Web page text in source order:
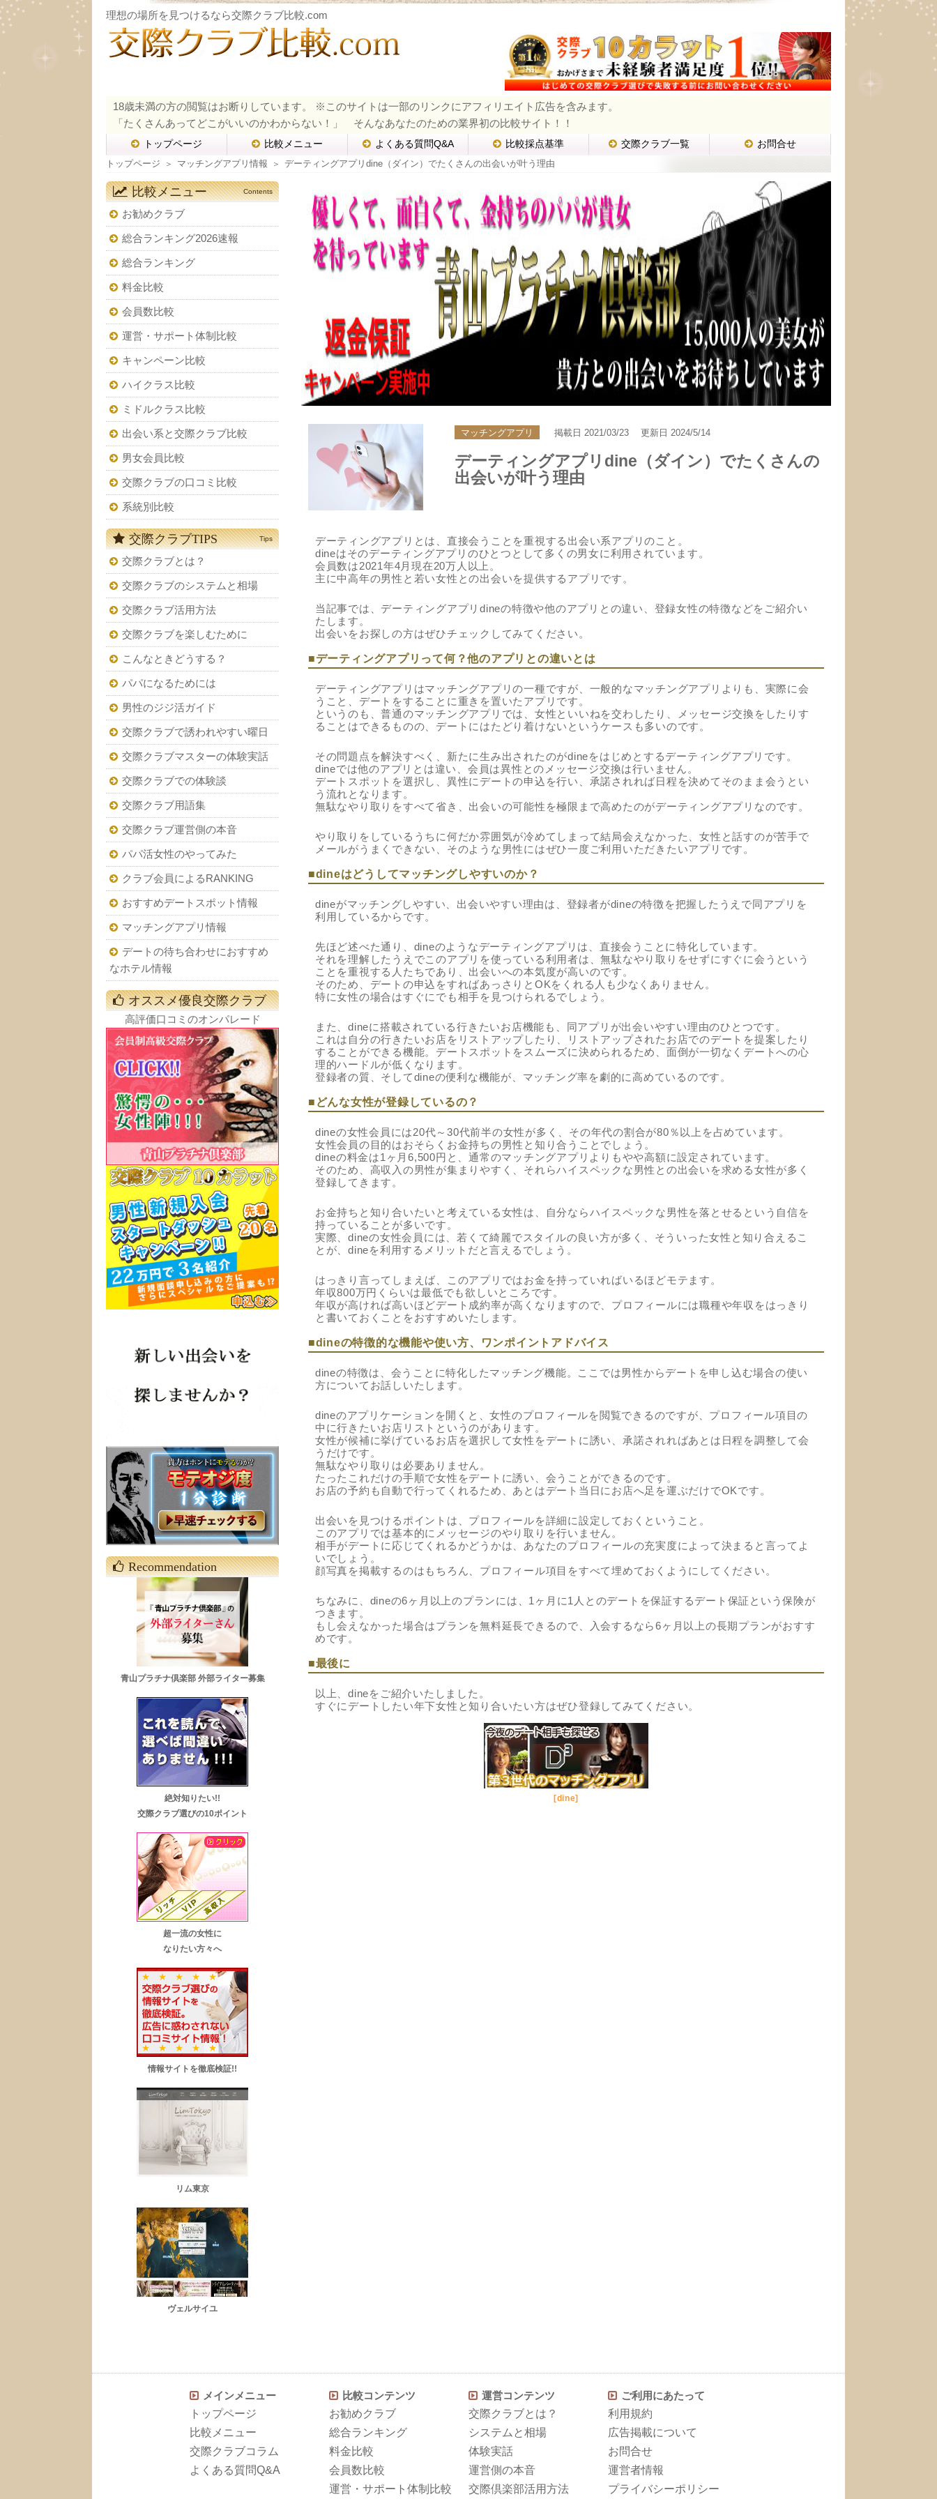
理想の場所を見つけるなら交際クラブ比較.com
18歳未満の方の閲覧はお断りしています。 ※このサイトは一部のリンクにアフィリエイト広告を含みます。
「たくさんあってどこがいいのかわからない！」 そんなあなたのための業界初の比較サイト！！
トップページ 比較メニュー よくある質問Q&A 比較採点基準 交際クラブ一覧
お問合せ
トップページ
＞ マッチングアプリ情報 ＞ デーティングアプリdine（ダイン）でたくさんの出会いが叶う理由
マッチングアプリ 掲載日 2021/03/23 更新日 2024/5/14
デーティングアプリdine（ダイン）でたくさんの
出会いが叶う理由
デーティングアプリとは、直接会うことを重視する出会い系アプリのこと。
dineはそのデーティングアプリのひとつとして多くの男女に利用されています。
会員数は2021年4月現在20万人以上。
主に中高年の男性と若い女性との出会いを提供するアプリです。
当記事では、デーティングアプリdineの特徴や他のアプリとの違い、登録女性の特徴などをご紹介い
たします。
出会いをお探しの方はぜひチェックしてみてください。
■デーティングアプリって何？他のアプリとの違いとは
デーティングアプリはマッチングアプリの一種ですが、一般的なマッチングアプリよりも、実際に会
うこと、デートをすることに重きを置いたアプリです。
というのも、普通のマッチングアプリでは、女性といいねを交わしたり、メッセージ交換をしたりす
ることはできるものの、デートにはたどり着けないというケースも多いのです。
その問題点を解決すべく、新たに生み出されたのがdineをはじめとするデーティングアプリです。
dineでは他のアプリとは違い、会員は異性とのメッセージ交換は行いません。
デートスポットを選択し、異性にデートの申込を行い、承諾されれば日程を決めてそのまま会うとい
う流れとなります。
無駄なやり取りをすべて省き、出会いの可能性を極限まで高めたのがデーティングアプリなのです。
やり取りをしているうちに何だか雰囲気が冷めてしまって結局会えなかった、女性と話すのが苦手で
メールがうまくできない、そのような男性にはぜひ一度ご利用いただきたいアプリです。
■dineはどうしてマッチングしやすいのか？
dineがマッチングしやすい、出会いやすい理由は、登録者がdineの特徴を把握したうえで同アプリを
利用しているからです。
先ほど述べた通り、dineのようなデーティングアプリは、直接会うことに特化しています。
それを理解したうえでこのアプリを使っている利用者は、無駄なやり取りをせずにすぐに会うという
ことを重視する人たちであり、出会いへの本気度が高いのです。
そのため、デートの申込をすればあっさりとOKをくれる人も少なくありません。
特に女性の場合はすぐにでも相手を見つけられるでしょう。
また、dineに搭載されている行きたいお店機能も、同アプリが出会いやすい理由のひとつです。
これは自分の行きたいお店をリストアップしたり、リストアップされたお店でのデートを提案したり
することができる機能。デートスポットをスムーズに決められるため、面倒が一切なくデートへの心
理的ハードルが低くなります。
登録者の質、そしてdineの便利な機能が、マッチング率を劇的に高めているのです。
■どんな女性が登録しているの？
dineの女性会員には20代～30代前半の女性が多く、その年代の割合が80％以上を占めています。
女性会員の目的はおそらくお金持ちの男性と知り合うことでしょう。
dineの料金は1ヶ月6,500円と、通常のマッチングアプリよりもやや高額に設定されています。
そのため、高収入の男性が集まりやすく、それらハイスペックな男性との出会いを求める女性が多く
登録してきます。
お金持ちと知り合いたいと考えている女性は、自分ならハイスペックな男性を落とせるという自信を
持っていることが多いです。
実際、dineの女性会員には、若くて綺麗でスタイルの良い方が多く、そういった女性と知り合えるこ
とが、dineを利用するメリットだと言えるでしょう。
はっきり言ってしまえば、このアプリではお金を持っていればいるほどモテます。
年収800万円くらいは最低でも欲しいところです。
年収が高ければ高いほどデート成約率が高くなりますので、プロフィールには職種や年収をはっきり
と書いておくことをおすすめいたします。
■dineの特徴的な機能や使い方、ワンポイントアドバイス
dineの特徴は、会うことに特化したマッチング機能。ここでは男性からデートを申し込む場合の使い
方についてお話しいたします。
dineのアプリケーションを開くと、女性のプロフィールを閲覧できるのですが、プロフィール項目の
中に行きたいお店リストというのがあります。
女性が候補に挙げているお店を選択して女性をデートに誘い、承諾されればあとは日程を調整して会
うだけです。
無駄なやり取りは必要ありません。
たったこれだけの手順で女性をデートに誘い、会うことができるのです。
お店の予約も自動で行ってくれるため、あとはデート当日にお店へ足を運ぶだけでOKです。
出会いを見つけるポイントは、プロフィールを詳細に設定しておくということ。
このアプリでは基本的にメッセージのやり取りを行いません。
相手がデートに応じてくれるかどうかは、あなたのプロフィールの充実度によって決まると言ってよ
いでしょう。
顔写真を掲載するのはもちろん、プロフィール項目をすべて埋めておくようにしてください。
ちなみに、dineの6ヶ月以上のプランには、1ヶ月に1人とのデートを保証するデート保証という保険が
つきます。
もし会えなかった場合はプランを無料延長できるので、入会するなら6ヶ月以上の長期プランがおすす
めです。
■最後に
以上、dineをご紹介いたしました。
すぐにデートしたい年下女性と知り合いたい方はぜひ登録してみてください。
[dine]
比較メニュー Contents
お勧めクラブ
総合ランキング2026速報
総合ランキング
料金比較
会員数比較
運営・サポート体制比較
キャンペーン比較
ハイクラス比較
ミドルクラス比較
出会い系と交際クラブ比較
男女会員比較
交際クラブの口コミ比較
系統別比較
交際クラブTIPS Tips
交際クラブとは？
交際クラブのシステムと相場
交際クラブ活用方法
交際クラブを楽しむために
こんなときどうする？
パパになるためには
男性のジジ活ガイド
交際クラブで誘われやすい曜日
交際クラブマスターの体験実話
交際クラブでの体験談
交際クラブ用語集
交際クラブ運営側の本音
パパ活女性のやってみた
クラブ会員によるRANKING
おすすめデートスポット情報
マッチングアプリ情報
デートの待ち合わせにおすすめ
なホテル情報
オススメ優良交際クラブ
高評価口コミのオンパレード
Recommendation
青山プラチナ倶楽部 外部ライター募集
絶対知りたい!!
交際クラブ選びの10ポイント
超一流の女性に
なりたい方々へ
情報サイトを徹底検証!!
リム東京
ヴェルサイユ
メインメニュー
トップページ
比較メニュー
交際クラブコラム
よくある質問Q&A
比較コンテンツ
お勧めクラブ
総合ランキング
料金比較
会員数比較
運営・サポート体制比較
運営コンテンツ
交際クラブとは？
システムと相場
体験実話
運営側の本音
交際倶楽部活用方法
ご利用にあたって
利用規約
広告掲載について
お問合せ
運営者情報
プライバシーポリシー